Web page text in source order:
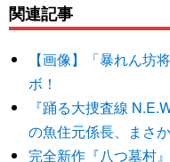
関連記事
【画像】「暴れん坊
ボ！
『踊る大捜査線
の魚住元係長、まさ
完全新作『八つ墓村